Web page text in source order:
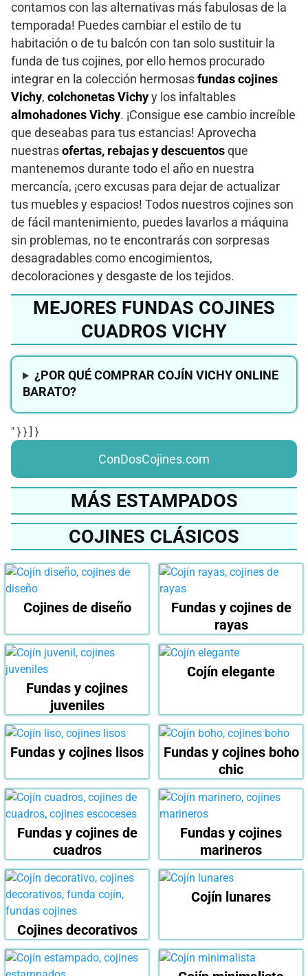
contamos con las alternativas más fabulosas de la
temporada! Puedes cambiar el estilo de tu
habitación o de tu balcón con tan solo sustituir la
funda de tus cojines, por ello hemos procurado
integrar en la colección hermosas fundas cojines
Vichy, colchonetas Vichy y los infaltables
almohadones Vichy. ¡Consigue ese cambio increíble
que deseabas para tus estancias! Aprovecha
nuestras ofertas, rebajas y descuentos que
mantenemos durante todo el año en nuestra
mercancía, ¡cero excusas para dejar de actualizar
tus muebles y espacios! Todos nuestros cojines son
de fácil mantenimiento, puedes lavarlos a máquina
sin problemas, no te encontrarás con sorpresas
desagradables como encogimientos,
decoloraciones y desgaste de los tejidos.
MEJORES FUNDAS COJINES
CUADROS VICHY
¿POR QUÉ COMPRAR COJÍN VICHY ONLINE
BARATO?
" } } ] }
ConDosCojines.com
MÁS ESTAMPADOS
COJINES CLÁSICOS
Cojines de diseño
Fundas y cojines de
rayas
Fundas y cojines
juveniles
Cojín elegante
Fundas y cojines lisos
Fundas y cojines boho
chic
Fundas y cojines de
cuadros
Fundas y cojines
marineros
Cojines decorativos
Cojín lunares